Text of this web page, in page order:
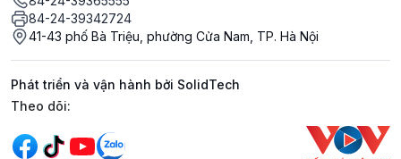
84-24-39342724
41-43 phố Bà Triệu, phường Cửa Nam, TP. Hà Nội
Phát triển và vận hành bởi SolidTech
Mạng xã hội
Theo dõi: